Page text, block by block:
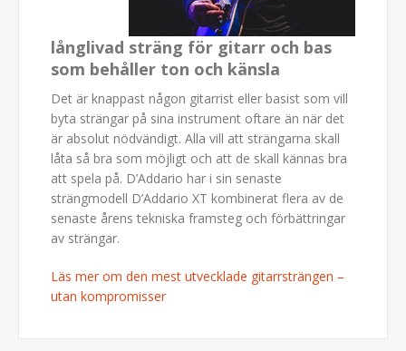
långlivad sträng för gitarr och bas
som behåller ton och känsla
Det är knappast någon gitarrist eller basist som vill
byta strängar på sina instrument oftare än när det
är absolut nödvändigt. Alla vill att strängarna skall
låta så bra som möjligt och att de skall kännas bra
att spela på. D’Addario har i sin senaste
strängmodell D’Addario XT kombinerat flera av de
senaste årens tekniska framsteg och förbättringar
av strängar.
Läs mer om den mest utvecklade gitarrsträngen –
utan kompromisser